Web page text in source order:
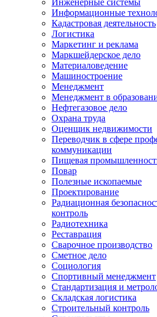
Инженерные системы
Информационные
Кадастровая деятельность
Логистика
Маркетинг и реклама
Маркшейдерское дело
Материаловедение
Машиностроение
Менеджмент
Менеджмент в
Нефтегазовое дело
Охрана труда
Оценщик недвижимости
Переводчик в сфере
коммуникации
Пищевая
Повар
Полезные ископаемые
Проектирование
Радиационная
контроль
Радиотехника
Реставрация
Сварочное производство
Сметное дело
Социология
Спортивный менеджмент
Стандартизация и
Складская логистика
Строительный контроль